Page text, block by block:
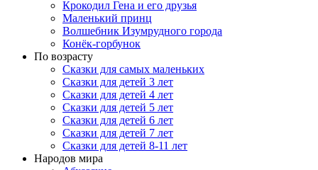
Крокодил Гена и его друзья
Маленький принц
Волшебник Изумрудного города
Конёк-горбунок
По возрасту
Сказки для самых маленьких
Сказки для детей 3 лет
Сказки для детей 4 лет
Сказки для детей 5 лет
Сказки для детей 6 лет
Сказки для детей 7 лет
Сказки для детей 8-11 лет
Народов мира